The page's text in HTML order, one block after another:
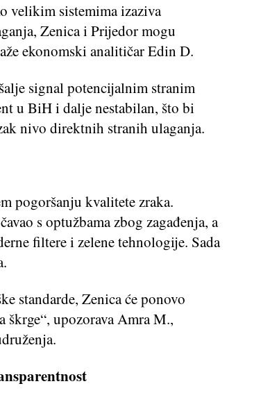
velikim sistemima izaziva
Zenica i Prijedor mogu
ekonomski analitičar Edin D.
signal potencijalnim stranim
u BiH i dalje nestabilan, što bi
nivo direktnih stranih ulaganja.
pogoršanju kvalitete zraka.
s optužbama zbog zagađenja, a
filtere i zelene tehnologije. Sada
standarde, Zenica će ponovo
škrge“, upozorava Amra M.,